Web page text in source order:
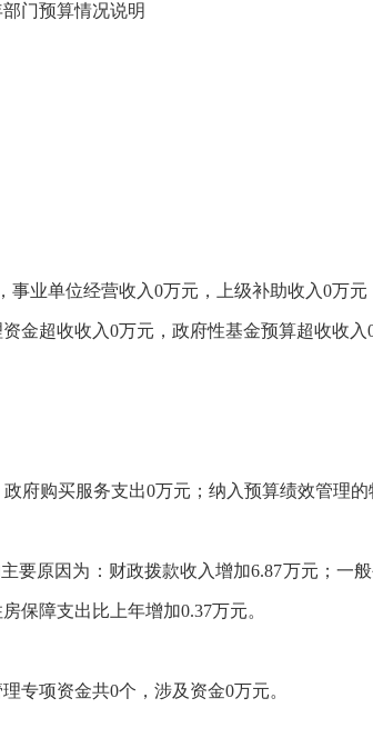
门预算情况说明
事业单位经营收入0万元，上级补助收入0万
金超收收入0万元，政府性基金预算超收收入
府购买服务支出0万元；纳入预算绩效管理
要原因为：财政拨款收入增加6.87万元；一
保障支出比上年增加0.37万元。
专项资金共0个，涉及资金0万元。